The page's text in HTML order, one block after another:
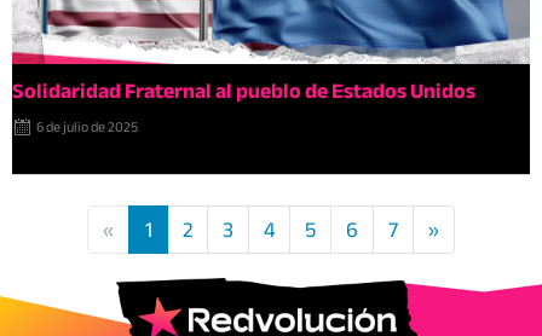
Solidaridad Fraternal al pueblo de Estados Unidos
6 de julio de 2025
« 1 2 3 4 5 6 7 »